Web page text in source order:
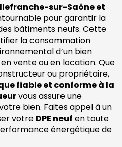
sur-Saône et
pour garantir la
bâtiments neufs. Cette
la consommation
d’un bien
vente ou en location. Que
ou propriétaire,
fiable et conforme à la
vous assure une
bien. Faites appel à un
votre DPE neuf en toute
énergétique de